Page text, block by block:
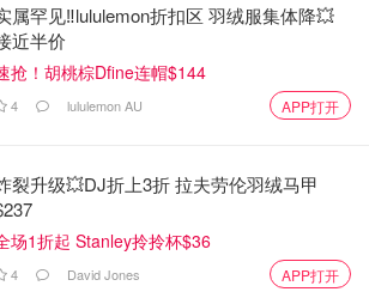
是可以看到很多野生动物！我们非常幸
册子里列出所有动物。1头transient虎
虎鲸 + 6头长须鲸（距离比较远只看
+ 岸边黑熊（一晃而过）+ 海獭睡觉一家
物实在太多了最后船长非常好心地晚点15
海鹦鹉的点去追虎鲸。结果海鹦鹉我还是
得以窥见真容。
属罕见‼️lululemon折扣区 羽绒服集体降💥
近半价
抢！胡桃棕Dfine连帽$144
4 lululemon AU APP打开
裂升级💥DJ折上3折 拉夫劳伦羽绒马甲
场1折起 Stanley拎拎杯$36
4 David Jones APP打开